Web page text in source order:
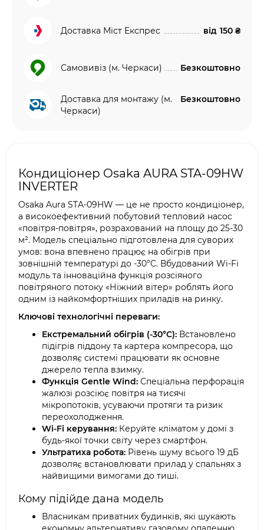
Доставка Міст Експрес від 150 ₴
Самовивіз (м. Черкаси) Безкоштовно
Доставка для монтажу (м.
Черкаси)
Безкоштовно
Кондиціонер Osaka AURA STA-09HW
INVERTER
Osaka Aura STA-09HW — це не просто кондиціонер,
а високоефективний побутовий тепловий насос
«повітря-повітря», розрахований на площу до 25-30
м². Модель спеціально підготовлена для суворих
умов: вона впевнено працює на обігрів при
зовнішній температурі до -30°C. Вбудований Wi-Fi
модуль та інноваційна функція розсіяного
повітряного потоку «Ніжний вітер» роблять його
одним із найкомфортніших приладів на ринку.
Ключові технологічні переваги:
Екстремальний обігрів (-30°C): Встановлено
підігрів піддону та картера компресора, що
дозволяє системі працювати як основне
джерело тепла взимку.
Функція Gentle Wind: Спеціальна перфорація
жалюзі розсіює повітря на тисячі
мікропотоків, усуваючи протяги та ризик
переохолодження.
Wi-Fi керування: Керуйте кліматом у домі з
будь-якої точки світу через смартфон.
Ультратиха робота: Рівень шуму всього 19 дБ
дозволяє встановлювати прилад у спальнях з
найвищими вимогами до тиші.
Кому підійде дана модель
Власникам приватних будинків, які шукають